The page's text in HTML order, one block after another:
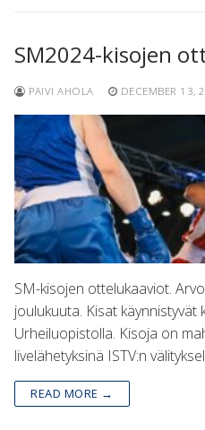
SM2024-kisojen
PAIVI AHOLA DECEMBER 13,
SM-kisojen ottelukaaviot.
joulukuuta. Kisat
Urheiluopistolla. Kisoja on
livelähetyksinä ISTV:n
READ MORE →